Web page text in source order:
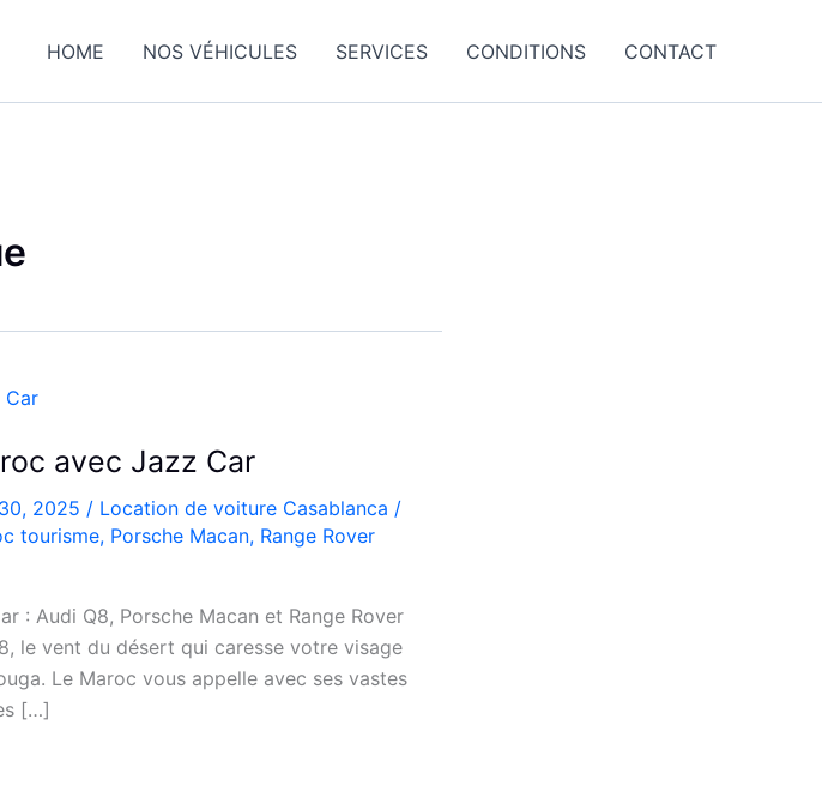
HOME NOS VÉHICULES SERVICES CONDITIONS CONTACT
avec Jazz Car
2025 / Location de voiture Casablanca /
tourisme, Porsche Macan, Range Rover
: Audi Q8, Porsche Macan et Range Rover
le vent du désert qui caresse votre visage
Le Maroc vous appelle avec ses vastes
[…]